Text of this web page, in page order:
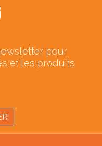
pour
et les produits